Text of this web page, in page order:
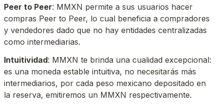
Peer to Peer: MMXN permite a sus usuarios hacer
compras Peer to Peer, lo cual beneficia a compradores
y vendedores dado que no hay entidades centralizadas
como intermediarias.
Intuitividad: MMXN te brinda una cualidad excepcional:
es una moneda estable intuitiva, no necesitarás más
intermediarios, por cada peso mexicano depositado en
la reserva, emitiremos un MMXN respectivamente.